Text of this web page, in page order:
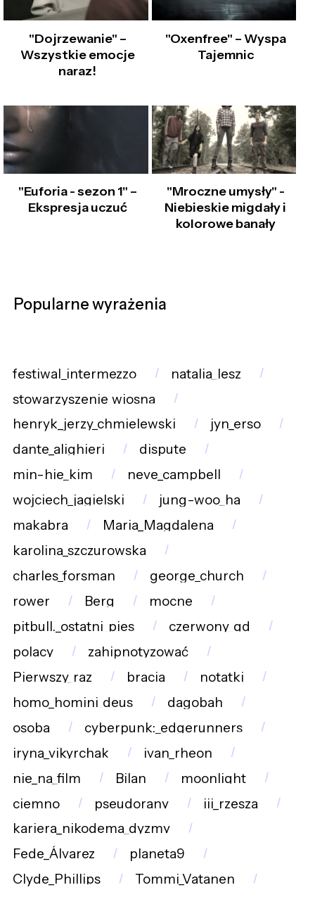
"Dojrzewanie" –
Wszystkie emocje
naraz!
"Oxenfree" – Wyspa
Tajemnic
"Euforia - sezon 1" –
Ekspresja uczuć
"Mroczne umysły" -
Niebieskie migdały i
kolorowe banały
Popularne wyrażenia
festiwal_intermezzo
natalia_lesz
stowarzyszenie_wiosna
henryk_jerzy_chmielewski
jyn_erso
dante_alighieri
dispute
min-hie_kim
neve_campbell
wojciech_jagielski
jung-woo_ha
makabra
Maria_Magdalena
karolina_szczurowska
charles_forsman
george_church
rower
Berg
mocne
pitbull._ostatni_pies
czerwony_gd
polacy
zahipnotyzować
Pierwszy_raz
bracia
notatki
homo_homini_deus
dagobah
osoba
cyberpunk:_edgerunners
iryna_vikyrchak
ivan_rheon
nie_na_film
Bilan
moonlight
ciemno
pseudorany
iii_rzesza
kariera_nikodema_dyzmy
Fede_Álvarez
planeta9
Clyde_Phillips
Tommi_Vatanen